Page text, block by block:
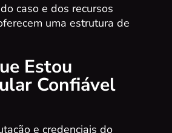
caso e dos recursos
uma estrutura de
Estou
Confiável
e credenciais do